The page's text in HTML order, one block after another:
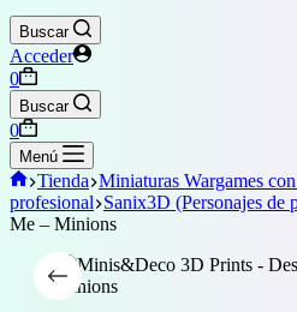
Buscar
Acceder
Carro
de
compra
0
Buscar
Carro
de
compra
0
Menú
Inicio
Tienda Miniaturas Wargames
profesional Sanix3D (Personajes de
Me – Minions